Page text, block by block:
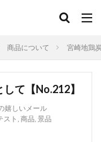
薩摩鶏
衛生
焼き加減
商品について 宮崎地鶏
て【No.212】
嬉しいメール
スト , 商品, 景品